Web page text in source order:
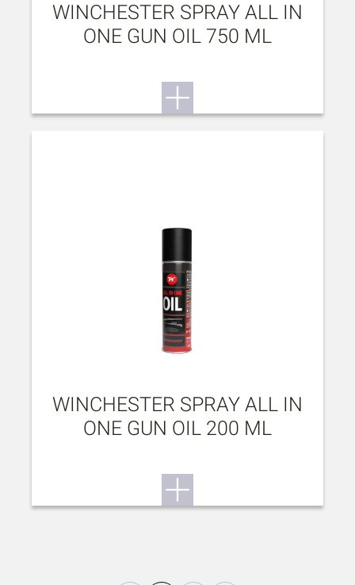
WINCHESTER SPRAY ALL IN
ONE GUN OIL 750 ML
WINCHESTER SPRAY ALL IN
ONE GUN OIL 200 ML